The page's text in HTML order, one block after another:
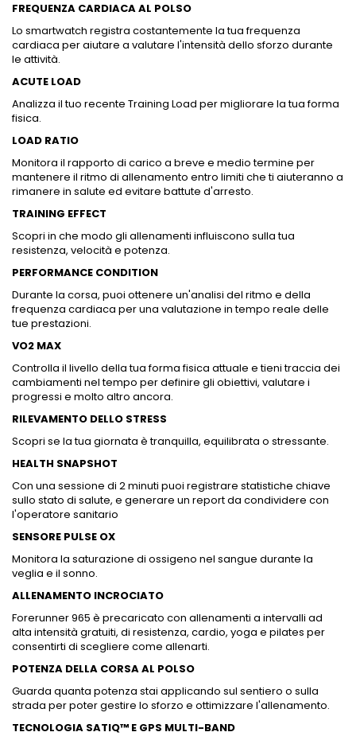
FREQUENZA CARDIACA AL POLSO
Lo smartwatch registra costantemente la tua frequenza
cardiaca per aiutare a valutare l'intensità dello sforzo durante
le attività.
ACUTE LOAD
Analizza il tuo recente Training Load per migliorare la tua forma
fisica.
LOAD RATIO
Monitora il rapporto di carico a breve e medio termine per
mantenere il ritmo di allenamento entro limiti che ti aiuteranno a
rimanere in salute ed evitare battute d'arresto.
TRAINING EFFECT
Scopri in che modo gli allenamenti influiscono sulla tua
resistenza, velocità e potenza.
PERFORMANCE CONDITION
Durante la corsa, puoi ottenere un'analisi del ritmo e della
frequenza cardiaca per una valutazione in tempo reale delle
tue prestazioni.
VO2 MAX
Controlla il livello della tua forma fisica attuale e tieni traccia dei
cambiamenti nel tempo per definire gli obiettivi, valutare i
progressi e molto altro ancora.
RILEVAMENTO DELLO STRESS
Scopri se la tua giornata è tranquilla, equilibrata o stressante.
HEALTH SNAPSHOT
Con una sessione di 2 minuti puoi registrare statistiche chiave
sullo stato di salute, e generare un report da condividere con
l'operatore sanitario
SENSORE PULSE OX
Monitora la saturazione di ossigeno nel sangue durante la
veglia e il sonno.
ALLENAMENTO INCROCIATO
Forerunner 965 è precaricato con allenamenti a intervalli ad
alta intensità gratuiti, di resistenza, cardio, yoga e pilates per
consentirti di scegliere come allenarti.
POTENZA DELLA CORSA AL POLSO
Guarda quanta potenza stai applicando sul sentiero o sulla
strada per poter gestire lo sforzo e ottimizzare l'allenamento.
TECNOLOGIA SATIQ™ E GPS MULTI-BAND